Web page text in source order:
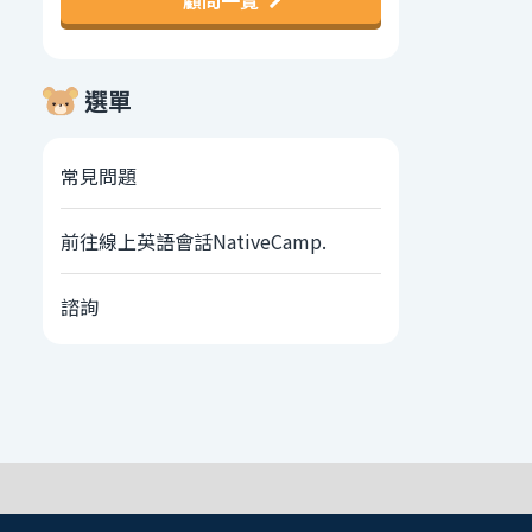
選單
常見問題
前往線上英語會話NativeCamp.
諮詢